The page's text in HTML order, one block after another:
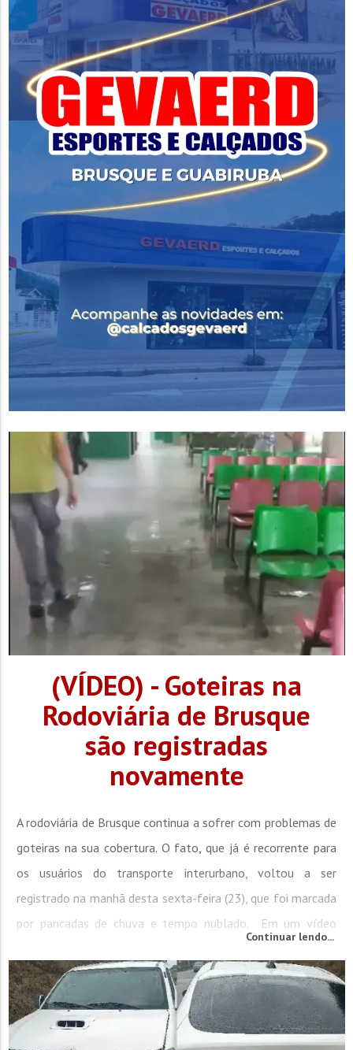
(VÍDEO) - Goteiras na
Rodoviária de Brusque
são registradas
novamente
A rodoviária de Brusque continua a sofrer com problemas de
goteiras na sua cobertura. O fato, que já é recorrente para
os usuários do transporte interurbano, voltou a ser
registrado na manhã desta sexta-feira (23), que foi marcada
por pancadas de chuva e tempo nublado. Em um vídeo
o chão com poças d’água, ao lado das cadeiras que...
Continuar lendo...